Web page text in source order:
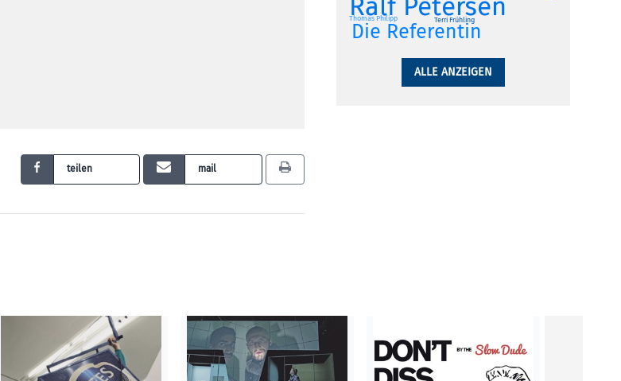
teilen mail
Die Referentin
Terri Frühling
Thomas Philipp
ALLE ANZEIGEN